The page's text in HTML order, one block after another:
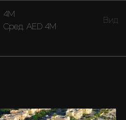
4M
Cред. AED 4M
Вид